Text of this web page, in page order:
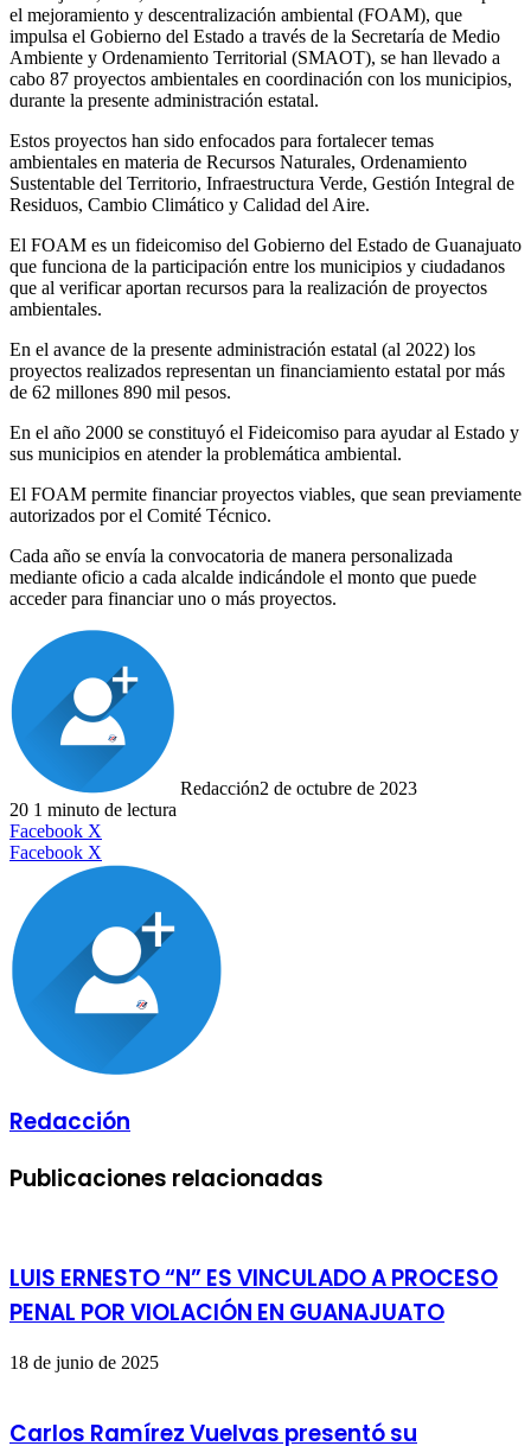
el mejoramiento y descentralización ambiental (FOAM), que
impulsa el Gobierno del Estado a través de la Secretaría de Medio
Ambiente y Ordenamiento Territorial (SMAOT), se han llevado a
cabo 87 proyectos ambientales en coordinación con los municipios,
durante la presente administración estatal.
Estos proyectos han sido enfocados para fortalecer temas
ambientales en materia de Recursos Naturales, Ordenamiento
Sustentable del Territorio, Infraestructura Verde, Gestión Integral de
Residuos, Cambio Climático y Calidad del Aire.
El FOAM es un fideicomiso del Gobierno del Estado de Guanajuato
que funciona de la participación entre los municipios y ciudadanos
que al verificar aportan recursos para la realización de proyectos
ambientales.
En el avance de la presente administración estatal (al 2022) los
proyectos realizados representan un financiamiento estatal por más
de 62 millones 890 mil pesos.
En el año 2000 se constituyó el Fideicomiso para ayudar al Estado y
sus municipios en atender la problemática ambiental.
El FOAM permite financiar proyectos viables, que sean previamente
autorizados por el Comité Técnico.
Cada año se envía la convocatoria de manera personalizada
mediante oficio a cada alcalde indicándole el monto que puede
acceder para financiar uno o más proyectos.
Redacción2 de octubre de 2023
20 1 minuto de lectura
Facebook X
Facebook X
por
electrónico
Redacción
Publicaciones relacionadas
LUIS ERNESTO “N” ES VINCULADO A PROCESO
PENAL POR VIOLACIÓN EN GUANAJUATO
18 de junio de 2025
Carlos Ramírez Vuelvas presentó su